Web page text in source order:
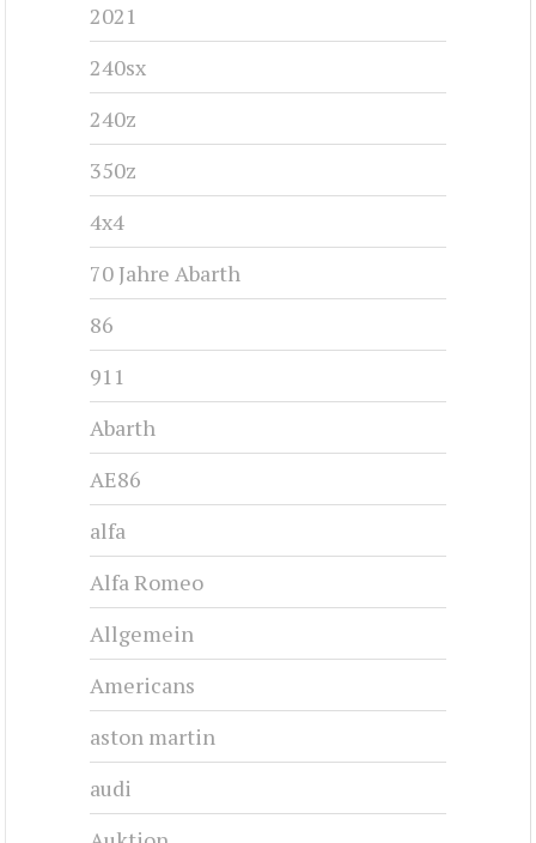
2021
240sx
240z
350z
4x4
70 Jahre Abarth
86
911
Abarth
AE86
alfa
Alfa Romeo
Allgemein
Americans
aston martin
audi